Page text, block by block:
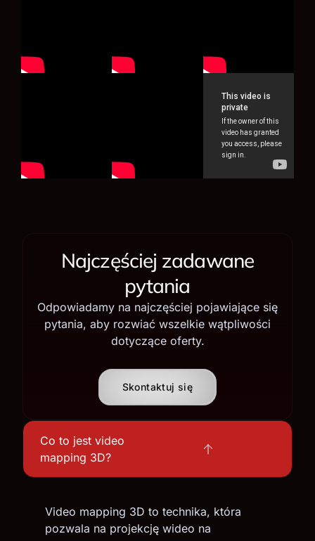
Najczęściej zadawane
pytania
Odpowiadamy na najczęściej pojawiające się
pytania, aby rozwiać wszelkie wątpliwości
dotyczące oferty.
Skontaktuj się
Co to jest video
mapping 3D?
Video mapping 3D to technika, która
pozwala na projekcję wideo na